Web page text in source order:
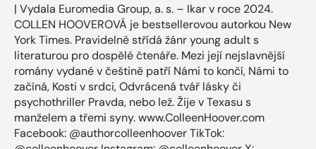
| Vydala Euromedia Group, a. s. – Ikar v roce 2024.
COLLEN HOOVEROVÁ je bestsellerovou autorkou New
York Times. Pravidelně střídá žánr young adult s
literaturou pro dospělé čtenáře. Mezi její nejslavnější
romány vydané v češtině patří Námi to končí, Námi to
začíná, Kosti v srdci, Odvrácená tvář lásky či
psychothriller Pravda, nebo lež. Žije v Texasu s
manželem a třemi syny. www.ColleenHoover.com
Facebook: @authorcolleenhoover TikTok: